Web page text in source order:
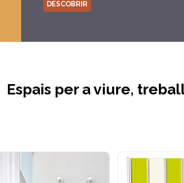
DESCOBRIR
Espais per a viure,